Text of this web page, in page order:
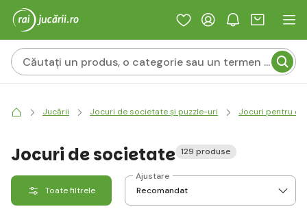
Jucării Jocuri de societate și puzzle-uri Jocuri pentru
Jocuri de societate 129 produse
Toate filtrele
Ajustare